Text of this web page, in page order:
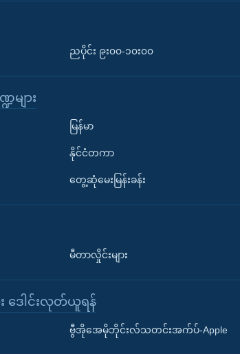
ညပိုင်း ၉း၀၀-၁၀း၀၀
ျား
မြန်မာ
နိုင်ငံတကာ
တွေ့ဆုံမေးမြန်းခန်း
မီတာလှိုင်းများ
ဒေါင်းလုတ်ယူရန်
ဗွီအိုအေမိုဘိုင်းလ်သတင်းအက်ပ်-Apple